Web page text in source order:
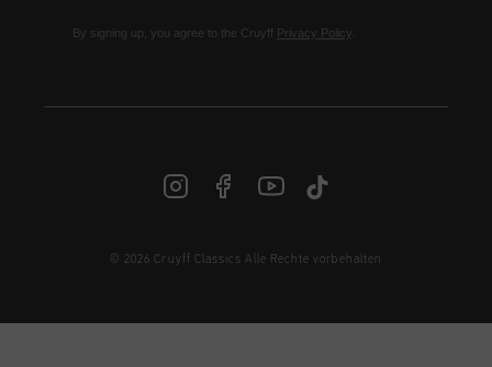
DE | € EUR
By signing up, you agree to the Cruyff Privacy Policy
© 2026 Cruyff Classics Alle Rechte vorbehalten